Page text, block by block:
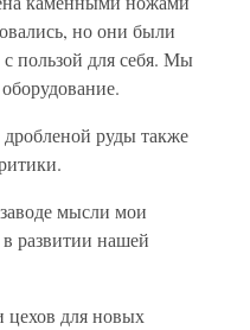
но они были
пользой для себя. Мы
руды также
мысли мои
развитии нашей
цехов для новых